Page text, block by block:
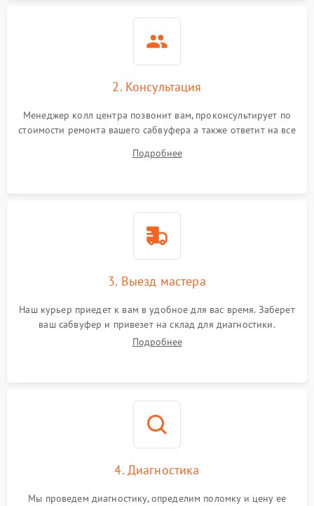
2. Консультация
Менеджер колл центра позвонит вам, проконсультирует по
стоимости ремонта вашего сабвуфера а также ответит на все
Подробнее
3. Выезд мастера
Наш курьер приедет к вам в удобное для вас время. Заберет
ваш сабвуфер и привезет на склад для диагностики.
Подробнее
4. Диагностика
Мы проведем диагностику, определим поломку и цену ее